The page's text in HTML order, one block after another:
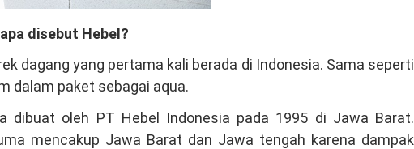
disebut Hebel?
dagang yang pertama kali berada di Indonesia. Sama seperti
dalam paket sebagai aqua.
dibuat oleh PT Hebel Indonesia pada 1995 di Jawa Barat.
mencakup Jawa Barat dan Jawa tengah karena dampak